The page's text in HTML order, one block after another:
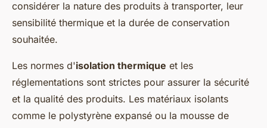
considérer la nature des produits à transporter, leur
sensibilité thermique et la durée de conservation
souhaitée.
Les normes d'isolation thermique et les
réglementations sont strictes pour assurer la sécurité
et la qualité des produits. Les matériaux isolants
comme le polystyrène expansé ou la mousse de